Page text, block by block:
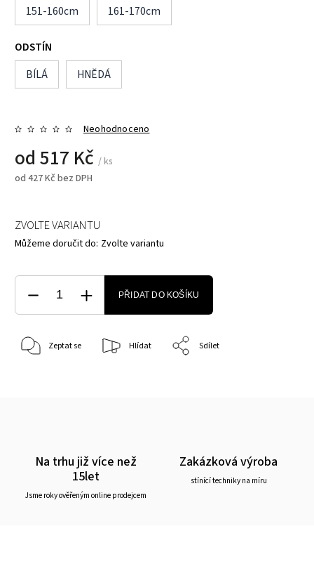
151-160cm 161-170cm
ODSTÍN
BÍLÁ
HNĚDÁ
Neohodnoceno
od 517 Kč / ks
od 427 Kč bez DPH
ZVOLTE VARIANTU
Můžeme doručit do: Zvolte variantu
PŘIDAT DO KOŠÍKU
Zeptat se Hlídat Sdílet
Na trhu již více než
15let
Jsme roky ověřeným online prodejcem
Zakázková výroba
stínící techniky na míru